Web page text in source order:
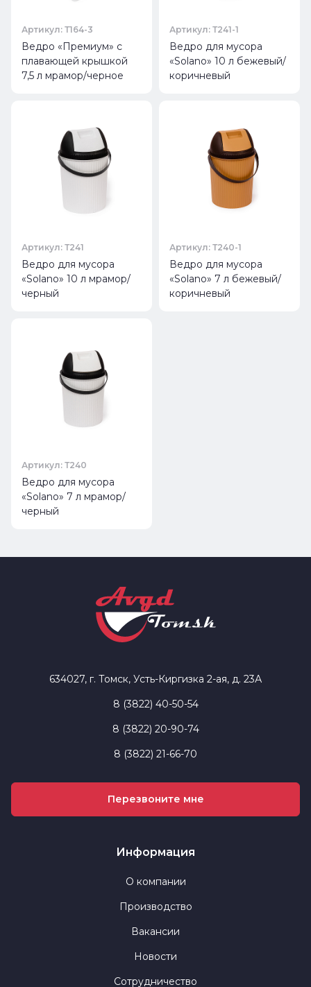
Артикул: Т164-3
Ведро «Премиум» с
плавающей крышкой
7,5 л мрамор/черное
Артикул: Т241-1
Ведро для мусора
«Solano» 10 л бежевый/
коричневый
Артикул: Т241
Ведро для мусора
«Solano» 10 л мрамор/
черный
Артикул: Т240-1
Ведро для мусора
«Solano» 7 л бежевый/
коричневый
Артикул: Т240
Ведро для мусора
«Solano» 7 л мрамор/
черный
634027, г. Томск, Усть-Киргизка 2-ая, д. 23А
8 (3822) 40-50-54
8 (3822) 20-90-74
8 (3822) 21-66-70
Перезвоните мне
Информация
О компании
Производство
Вакансии
Новости
Сотрудничество